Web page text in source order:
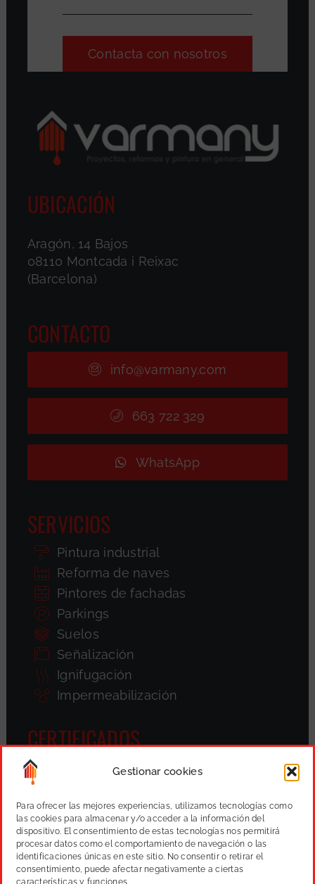
Gestionar cookies
Para ofrecer las mejores experiencias, utilizamos tecnologías como
las cookies para almacenar y/o acceder a la información del
dispositivo. El consentimiento de estas tecnologías nos permitirá
procesar datos como el comportamiento de navegación o las
identificaciones únicas en este sitio. No consentir o retirar el
consentimiento, puede afectar negativamente a ciertas
características y funciones.
Contacta con nosotros
UBICACIÓN
Aragón, 14 Bajos
08110 Montcada i Reixac
(Barcelona)
CONTACTO
info@varmany.com
663 722 329
WhatsApp
SERVICIOS
Pintura industrial
Reforma de naves
Pintores de fachadas
Parkings
Suelos
Señalización
Ignifugación
Impermeabilización
CERTIFICADOS